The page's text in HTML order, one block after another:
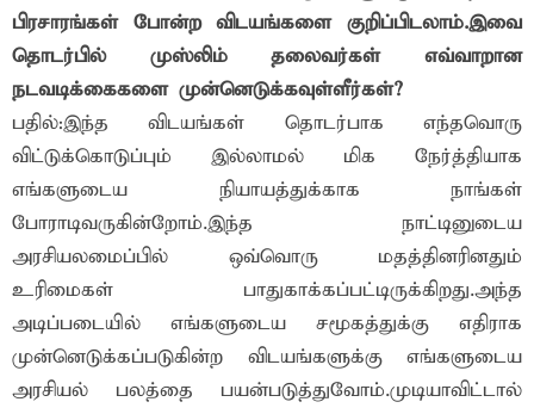
பிரசாரங்கள் போன்ற விடயங்களை குறிப்பிடலாம்.இவை
தொடர்பில் முஸ்லிம் தலைவர்கள் எவ்வாறான
நடவடிக்கைகளை முன்னெடுக்கவுள்ளீர்கள்?
பதில்:இந்த விடயங்கள் தொடர்பாக எந்தவொரு
விட்டுக்கொடுப்பும் இல்லாமல் மிக நேர்த்தியாக
எங்களுடைய நியாயத்துக்காக நாங்கள்
போராடிவருகின்றோம்.இந்த நாட்டினுடைய
அரசியலமைப்பில் ஒவ்வொரு மதத்தினரினதும்
உரிமைகள் பாதுகாக்கப்பட்டிருக்கிறது.அந்த
அடிப்படையில் எங்களுடைய சமூகத்துக்கு எதிராக
முன்னெடுக்கப்படுகின்ற விடயங்களுக்கு எங்களுடைய
அரசியல் பலத்தை பயன்படுத்துவோம்.முடியாவிட்டால்